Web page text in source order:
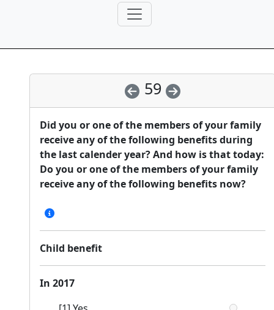
59
Did you or one of the members of your family
receive any of the following benefits during
the last calender year? And how is that today:
Do you or one of the members of your family
receive any of the following benefits now?
Child benefit
In 2017